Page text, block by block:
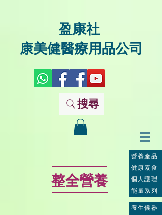
盈康社
康美健醫療用品公司
搜尋
整全營養
營養產品
個人護理
能量系列
健康素食
養生儀器